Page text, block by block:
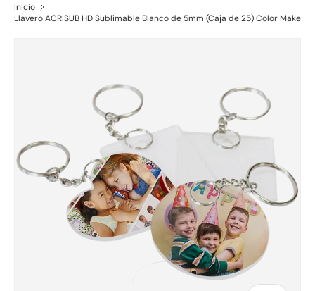
Inicio
Llavero ACRISUB HD Sublimable Blanco de 5mm (Caja de 25) Color Make